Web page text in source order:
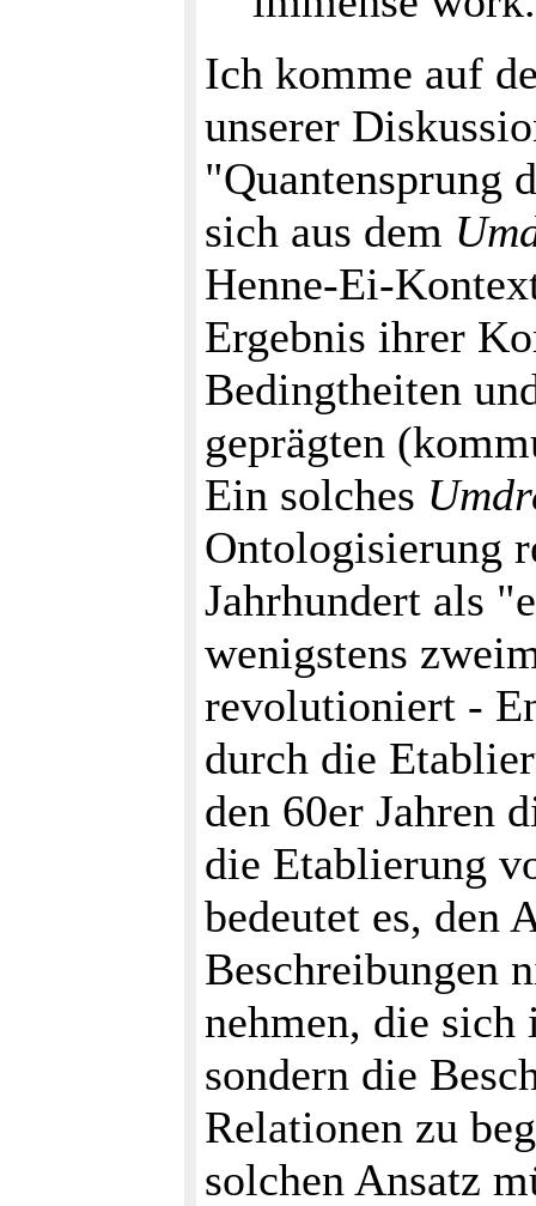
Ich komme auf
unserer
"Quantensprung
sich aus dem
Henne-Ei-
Ergebnis ihrer
Bedingtheiten
geprägten
Ein solches
Ontologisierung
Jahrhundert als
wenigstens
revolutioniert -
durch die
den 60er Jahren
die Etablierung
bedeutet es, den
Beschreibungen
nehmen, die sich
sondern die
Relationen zu
solchen Ansatz